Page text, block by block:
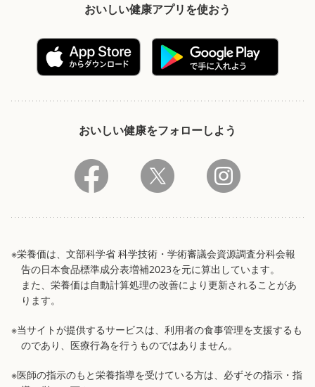
おいしい健康アプリを使おう
おいしい健康をフォローしよう
※栄養価は、文部科学省 科学技術・学術審議会資源調査分科会報
告の日本食品標準成分表増補2023を元に算出しています。
また、栄養価は自動計算処理の改善により更新されることがあ
ります。
※当サイトが提供するサービスは、利用者の食事管理を支援するも
のであり、医療行為を行うものではありません。
※医師の指示のもと栄養指導を受けている方は、必ずその指示・指